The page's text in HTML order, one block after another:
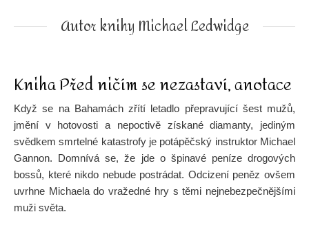
Autor knihy Michael Ledwidge
Kniha Před ničím se nezastaví, anotace
Když se na Bahamách zřítí letadlo přepravující šest mužů,
jmění v hotovosti a nepoctivě získané diamanty, jediným
svědkem smrtelné katastrofy je potápěčský instruktor Michael
Gannon. Domnívá se, že jde o špinavé peníze drogových
bossů, které nikdo nebude postrádat. Odcizení peněz ovšem
uvrhne Michaela do vražedné hry s těmi nejnebezpečnějšími
muži světa.